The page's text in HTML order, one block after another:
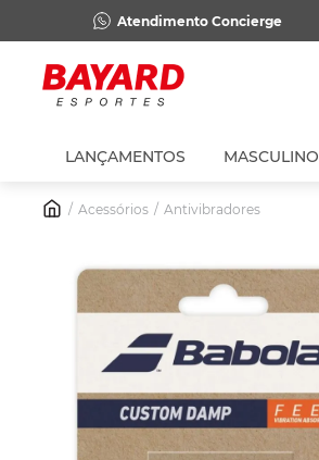
Atendimento Concierge
LANÇAMENTOS MASCULINO
Acessórios Antivibradores